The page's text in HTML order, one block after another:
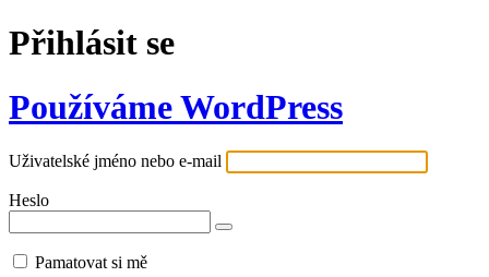
Přihlásit se
Používáme WordPress
Uživatelské jméno nebo e-mail
Heslo
Pamatovat si mě